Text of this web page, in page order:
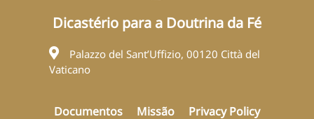
Dicastério para a Doutrina da Fé
Palazzo del Sant’Uffizio, 00120 Città del
Vaticano
Documentos Missão
Privacy Policy